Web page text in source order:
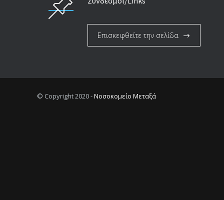
Επισκεφθείτε την σελίδα
© Copyright 2020 -Νοσοκομείο Μεταξά